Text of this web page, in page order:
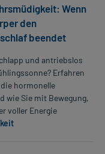
Wenn
den
beendet
und antriebslos
Erfahren
hormonelle
wie Sie mit Bewegung,
voller Energie